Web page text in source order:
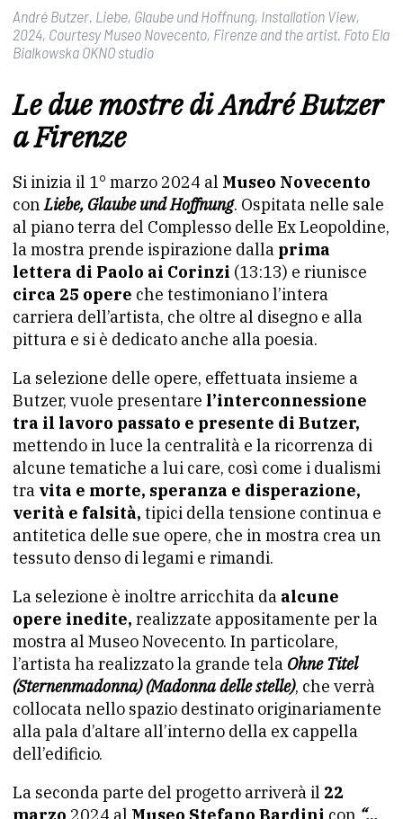
André Butzer. Liebe, Glaube und Hoffnung, Installation View,
2024, Courtesy Museo Novecento, Firenze and the artist. Foto Ela
Bialkowska OKNO studio
Le due mostre di André Butzer
a Firenze
Si inizia il 1° marzo 2024 al Museo Novecento
conLiebe, Glaube und Hoffnung. Ospitata nelle sale
al piano terra del Complesso delle Ex Leopoldine,
la mostra prende ispirazione dalla prima
lettera di Paolo ai Corinzi (13:13) e riunisce
circa 25 opere che testimoniano l’intera
carriera dell’artista, che oltre al disegno e alla
pittura e si è dedicato anche alla poesia.
La selezione delle opere, effettuata insieme a
Butzer, vuole presentare l’interconnessione
tra il lavoro passato e presente di Butzer,
mettendo in luce la centralità e la ricorrenza di
alcune tematiche a lui care, così come i dualismi
tra vita e morte, speranza e disperazione,
verità e falsità, tipici della tensione continua e
antitetica delle sue opere, che in mostra crea un
tessuto denso di legami e rimandi.
La selezione è inoltre arricchita da alcune
opere inedite, realizzate appositamente per la
mostra al Museo Novecento. In particolare,
l’artista ha realizzato la grande tela Ohne Titel
(Sternenmadonna) (Madonna delle stelle), che verrà
collocata nello spazio destinato originariamente
alla pala d’altare all’interno della ex cappella
dell’edificio.
La seconda parte del progetto arriverà il 22